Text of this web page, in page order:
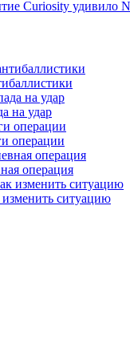
Curiosity удивило
на удар
операции
операция
ситуацию